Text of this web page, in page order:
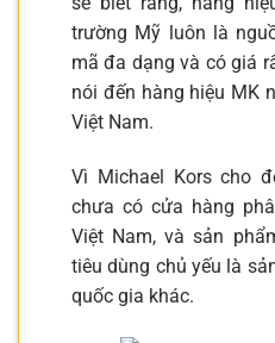
trường Mỹ luôn là
mã đa dạng và có giá
nói đến hàng hiệu MK
Việt Nam.
Vì Michael Kors cho
chưa có cửa hàng
Việt Nam, và sản
tiêu dùng chủ yếu là
quốc gia khác.